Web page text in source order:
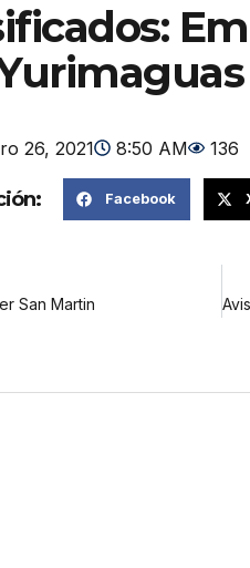
26, 2021 8:50 AM 136
Facebook
San Martin